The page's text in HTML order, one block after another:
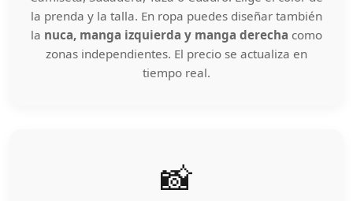
la prenda y la talla. En ropa puedes diseñar también
la nuca, manga izquierda y manga derecha como
zonas independientes. El precio se actualiza en
tiempo real.
📸